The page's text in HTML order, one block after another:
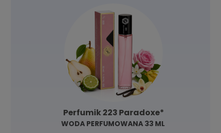
Perfumik 223 Paradoxe*
WODA PERFUMOWANA 33 ML